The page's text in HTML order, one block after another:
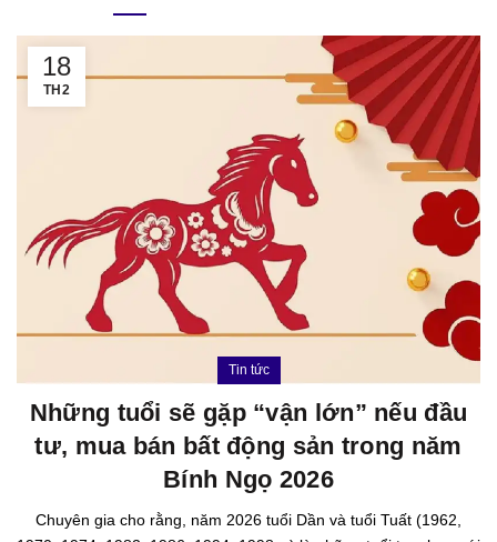
18
TH2
Tin tức
Những tuổi sẽ gặp “vận lớn” nếu đầu
tư, mua bán bất động sản trong năm
Bính Ngọ 2026
Chuyên gia cho rằng, năm 2026 tuổi Dần và tuổi Tuất (1962,